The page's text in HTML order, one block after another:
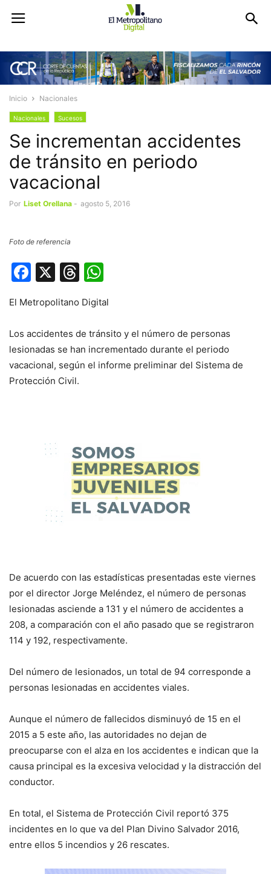
Inicio Nacionales
Nacionales Sucesos
Se incrementan accidentes
de tránsito en periodo
vacacional
Por Liset Orellana - agosto 5, 2016
Foto de referencia
Facebook
X Threads
El Metropolitano Digital
Los accidentes de tránsito y el número de personas
lesionadas se han incrementado durante el periodo
vacacional, según el informe preliminar del Sistema de
Protección Civil.
De acuerdo con las estadísticas presentadas este viernes
por el director Jorge Meléndez, el número de personas
lesionadas asciende a 131 y el número de accidentes a
208, a comparación con el año pasado que se registraron
114 y 192, respectivamente.
Del número de lesionados, un total de 94 corresponde a
personas lesionadas en accidentes viales.
Aunque el número de fallecidos disminuyó de 15 en el
2015 a 5 este año, las autoridades no dejan de
preocuparse con el alza en los accidentes e indican que la
causa principal es la excesiva velocidad y la distracción del
conductor.
En total, el Sistema de Protección Civil reportó 375
incidentes en lo que va del Plan Divino Salvador 2016,
entre ellos 5 incendios y 26 rescates.